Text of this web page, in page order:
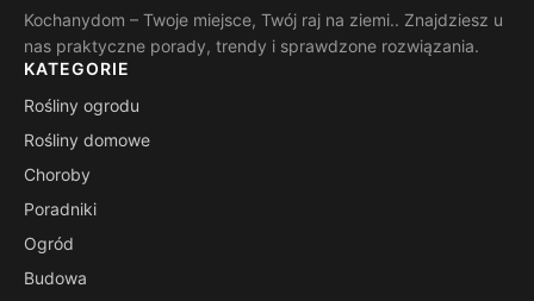
Kochanydom – Twoje miejsce, Twój raj na ziemi.. Znajdziesz u
nas praktyczne porady, trendy i sprawdzone rozwiązania.
KATEGORIE
Rośliny ogrodu
Rośliny domowe
Choroby
Poradniki
Ogród
Budowa